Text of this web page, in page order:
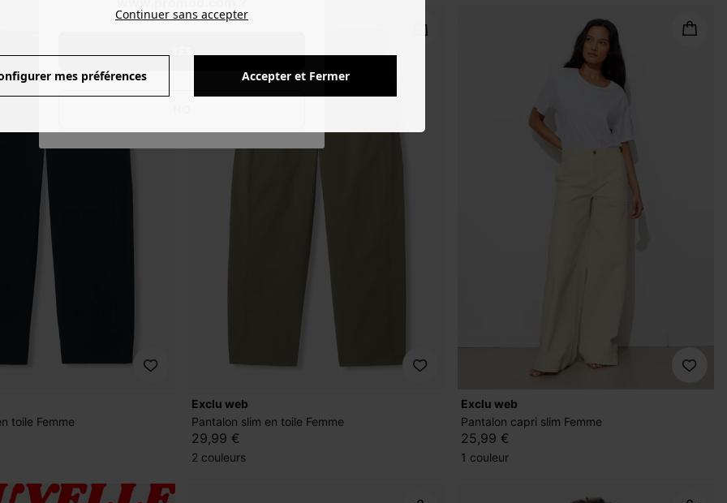
toile Femme
exclu web
Pantalon slim en toile Femme
29,99 €
2 couleurs
exclu web
Pantalon capri slim Femme
25,99 €
1 couleur
Continuer sans accepter
mes préférences Accepter et Fermer